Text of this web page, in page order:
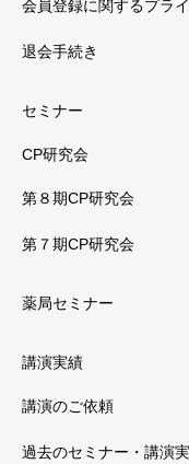
会員登録に関するプラ
退会手続き
セミナー
CP研究会
第８期CP研究会
第７期CP研究会
薬局セミナー
講演実績
講演のご依頼
過去のセミナー・講演